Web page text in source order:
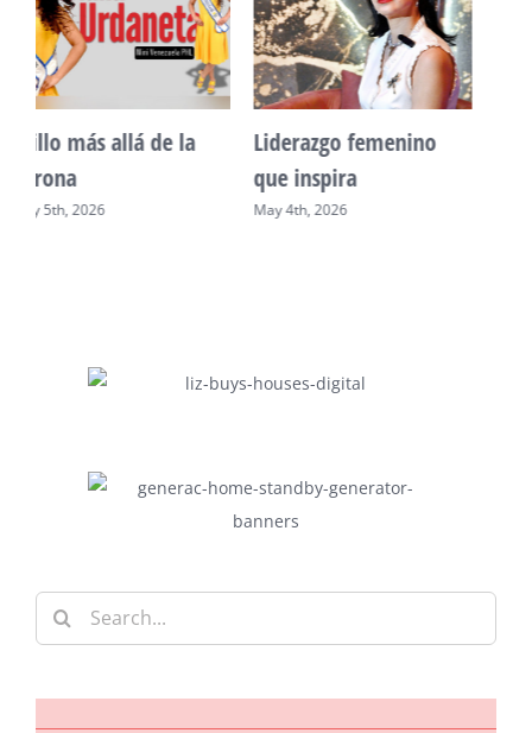
Unidad, cultura y
desarrollo comunitario
May 2nd, 2026
Sueño venezolano en
Philadelphia
May 7th, 2026
Search
for: